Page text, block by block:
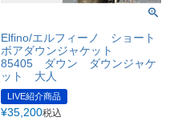
Elfino/エルフィーノ ショート
ボアダウンジャケット
85405 ダウン ダウンジャケ
ット 大人
LIVE紹介商品
¥35,200税込